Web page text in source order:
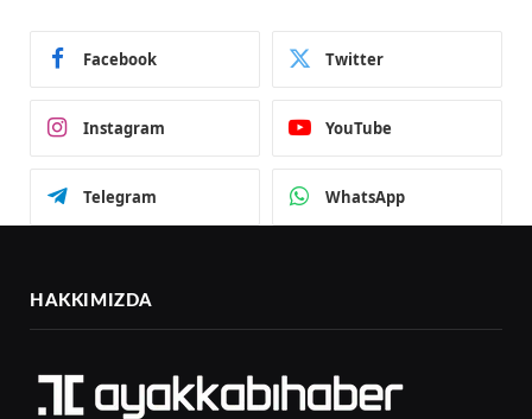
Facebook Twitter
Instagram YouTube
Telegram WhatsApp
HAKKIMIZDA